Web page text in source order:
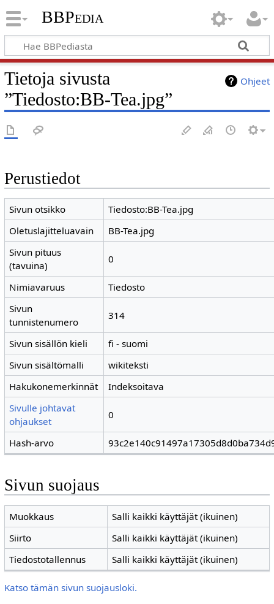
BBPedia
Ohjeet
Tietoja sivusta
”Tiedosto:BB-Tea.jpg”
Perustiedot
Sivun otsikko
Tiedosto:BB-Tea.jpg
Oletuslajitteluavain
BB-Tea.jpg
Sivun pituus
(tavuina)
0
Nimiavaruus
Tiedosto
Sivun
tunnistenumero
314
Sivun sisällön kieli
fi - suomi
Sivun sisältömalli
wikiteksti
Hakukonemerkinnät
Indeksoitava
Sivulle johtavat
ohjaukset
0
Hash-arvo
Sivun suojaus
Muokkaus
Salli kaikki käyttäjät (ikuinen)
Siirto
Salli kaikki käyttäjät (ikuinen)
Tiedostotallennus
Salli kaikki käyttäjät (ikuinen)
Katso tämän sivun suojausloki.